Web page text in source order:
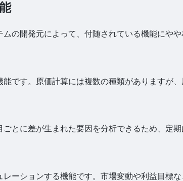
の開発元によって、付随されている機能にや
です。原価計算には複数の種類がありますが
とに差が生まれた要因を分析できるため、定
ーションする機能です。市場変動や利益目標